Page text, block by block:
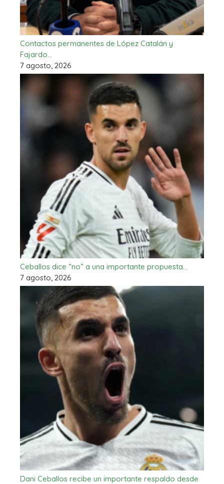
Contactos permanentes de López Catalán y
Fajardo…
7 agosto, 2026
Ceballos dice “no” a una importante propuesta…
7 agosto, 2026
Dani Ceballos recibe un importante respaldo desde